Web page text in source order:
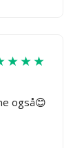
også😊